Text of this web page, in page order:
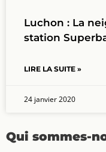
Luchon : La
station
LIRE LA SUITE »
24 janvier 2020
Qui sommes-